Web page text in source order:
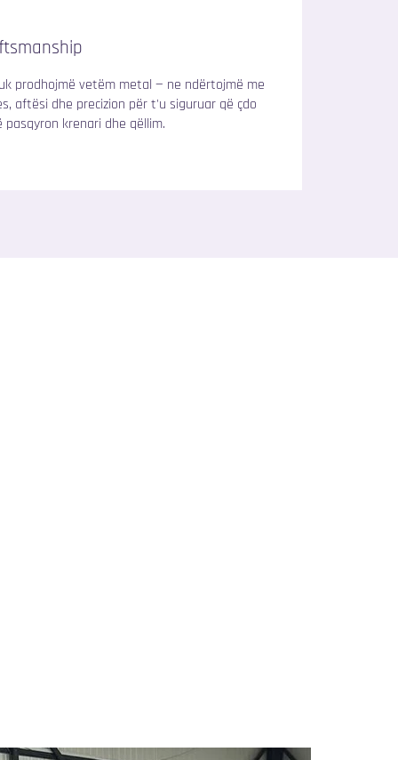
prodhojmë vetëm metal — ne ndërtojmë me
aftësi dhe precizion për t'u siguruar që çdo
pasqyron krenari dhe qëllim.